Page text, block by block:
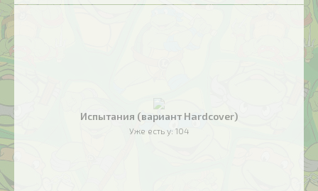
Испытания (вариант Hardcover)
Уже есть у: 104